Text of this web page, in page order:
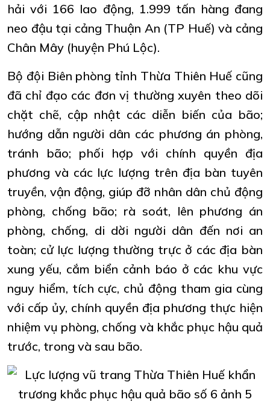
hải với 166 lao động, 1.999 tấn hàng đang
neo đậu tại cảng Thuận An (TP Huế) và cảng
Chân Mây (huyện Phú Lộc).
Bộ đội Biên phòng tỉnh Thừa Thiên Huế cũng
đã chỉ đạo các đơn vị thường xuyên theo dõi
chặt chẽ, cập nhật các diễn biến của bão;
hướng dẫn người dân các phương án phòng,
tránh bão; phối hợp với chính quyền địa
phương và các lực lượng trên địa bàn tuyên
truyền, vận động, giúp đỡ nhân dân chủ động
phòng, chống bão; rà soát, lên phương án
phòng, chống, di dời người dân đến nơi an
toàn; cử lực lượng thường trực ở các địa bàn
xung yếu, cắm biển cảnh báo ở các khu vực
nguy hiểm, tích cực, chủ động tham gia cùng
với cấp ủy, chính quyền địa phương thực hiện
nhiệm vụ phòng, chống và khắc phục hậu quả
trước, trong và sau bão.